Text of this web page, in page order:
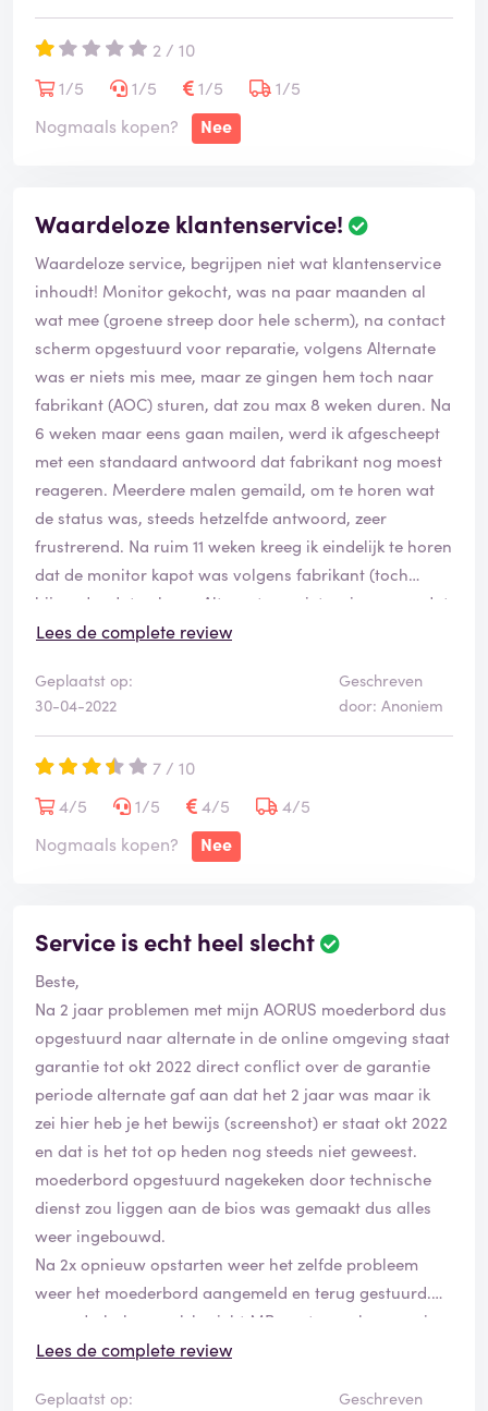
2 / 10
1/5
1/5 1/5
1/5
Nogmaals kopen?
Nee
Waardeloze klantenservice!
Waardeloze service, begrijpen niet wat klantenservice
inhoudt! Monitor gekocht, was na paar maanden al
wat mee (groene streep door hele scherm), na contact
scherm opgestuurd voor reparatie, volgens Alternate
was er niets mis mee, maar ze gingen hem toch naar
fabrikant (AOC) sturen, dat zou max 8 weken duren. Na
6 weken maar eens gaan mailen, werd ik afgescheept
met een standaard antwoord dat fabrikant nog moest
reageren. Meerdere malen gemaild, om te horen wat
de status was, steeds hetzelfde antwoord, zeer
frustrerend. Na ruim 11 weken kreeg ik eindelijk te horen
dat de monitor kapot was volgens fabrikant (toch
bijzonder dat volgens Alternate er niets mis was en dat
dit 11 weken heeft moeten duren) en toen kreeg ik de
werd er als 'alternatief' een scherm aangeboden van
40 euro goedkoper en hierin werd niets over nieuwe
garantietermijn of over terugbetaling van verschil
aankoopbedrag gemeld. Pas bij expliciete navraag,
vernam ik dat er geen sprake zou zijn van vernieuwde
garantietermijn, louter bij aankoop van een duurder
scherm. Dus restitutie van aankoopbedrag gevraagd,
elders kopen. Oftewel ongelooflijk kortzichtige en
slechte klantenservice, niet gericht op het helpen van
de klant! Absoluut geen aanrader!
Lees de complete review
Geplaatst op:
30-04-2022
Geschreven
door: Anoniem
7 / 10
4/5
1/5 4/5
4/5
Nogmaals kopen?
Nee
Service is echt heel slecht
Beste,
Na 2 jaar problemen met mijn AORUS moederbord dus
opgestuurd naar alternate in de online omgeving staat
garantie tot okt 2022 direct conflict over de garantie
periode alternate gaf aan dat het 2 jaar was maar ik
zei hier heb je het bewijs (screenshot) er staat okt 2022
en dat is het tot op heden nog steeds niet geweest.
moederbord opgestuurd nagekeken door technische
dienst zou liggen aan de bios was gemaakt dus alles
weer ingebouwd.
Na 2x opnieuw opstarten weer het zelfde probleem
weer het moederbord aangemeld en terug gestuurd.
na anderhalve week bericht MB gaat naar leverancier
nu na 4 a 5 weken maar weer is contact gezocht en
gestuurd er zoui een beta versie bios op het MB staan
Lees de complete review
Geplaatst op:
Geschreven